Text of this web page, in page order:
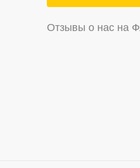
Отзывы о нас на